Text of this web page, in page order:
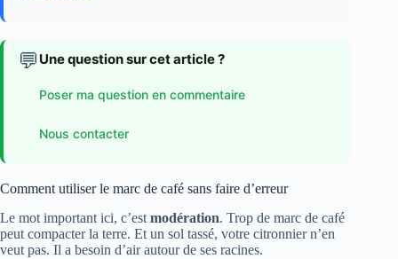
💬 Une question sur cet article ?
Poser ma question en commentaire
Nous contacter
Comment utiliser le marc de café sans faire d’erreur
Le mot important ici, c’est modération. Trop de marc de café
peut compacter la terre. Et un sol tassé, votre citronnier n’en
veut pas. Il a besoin d’air autour de ses racines.